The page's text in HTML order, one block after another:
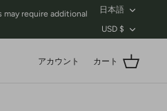
may require additional
言
語
日本語
通
USD $
アカウント カート